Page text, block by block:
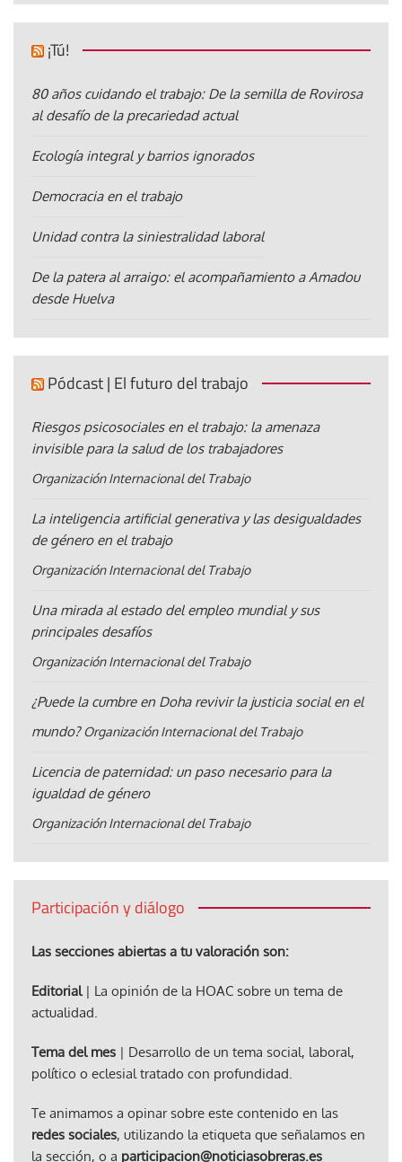
¡Tú!
80 años cuidando el trabajo: De la semilla de Rovirosa
al desafío de la precariedad actual
Ecología integral y barrios ignorados
Democracia en el trabajo
Unidad contra la siniestralidad laboral
De la patera al arraigo: el acompañamiento a Amadou
desde Huelva
Pódcast | El futuro del trabajo
Riesgos psicosociales en el trabajo: la amenaza
invisible para la salud de los trabajadores
Organización Internacional del Trabajo
La inteligencia artificial generativa y las desigualdades
de género en el trabajo
Organización Internacional del Trabajo
Una mirada al estado del empleo mundial y sus
principales desafíos
Organización Internacional del Trabajo
¿Puede la cumbre en Doha revivir la justicia social en el
mundo? Organización Internacional del Trabajo
Licencia de paternidad: un paso necesario para la
igualdad de género
Organización Internacional del Trabajo
Participación y diálogo
Las secciones abiertas a tu valoración son:
Editorial| La opinión de la HOAC sobre un tema de
actualidad.
Tema del mes | Desarrollo de un tema social, laboral,
político o eclesial tratado con profundidad.
Te animamos a opinar sobre este contenido en las
redes sociales, utilizando la etiqueta que señalamos en
la sección, o a participacion@noticiasobreras.es